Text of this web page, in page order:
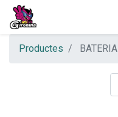
Productes